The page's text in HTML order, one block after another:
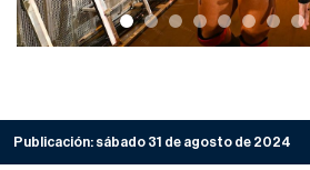
Publicación: sábado 31 de agosto de 2024